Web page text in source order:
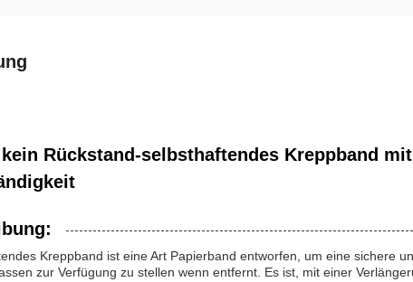
Rückstand-selbsthaftendes Kreppband
Kreppband ist eine Art Papierband entworfen, um eine sichere
zur Verfügung zu stellen wenn entfernt. Es ist, mit einer